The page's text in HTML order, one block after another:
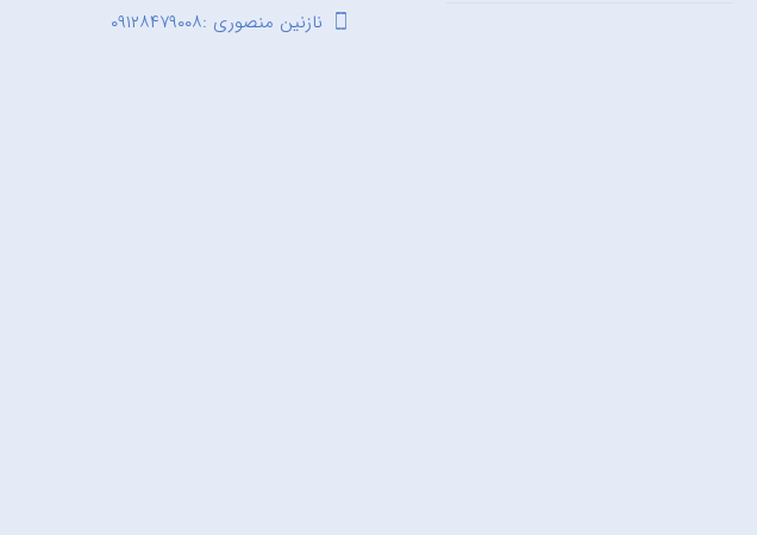
نازنین منصوری :۰۹۱۲۸۴۷۹۰۰۸